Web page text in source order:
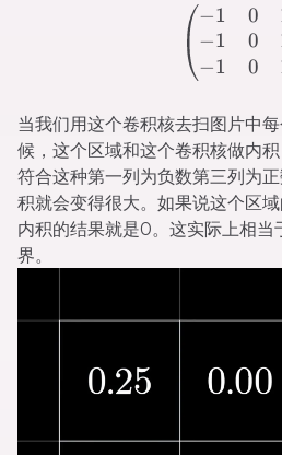
−1
−1
−1
0
0
0
当我们用这个卷积核去扫图片中
候，这个区域和这个卷积核做内
符合这种第一列为负数第三列为
积就会变得很大。如果说这个区
内积的结果就是0。这实际上相当
界。